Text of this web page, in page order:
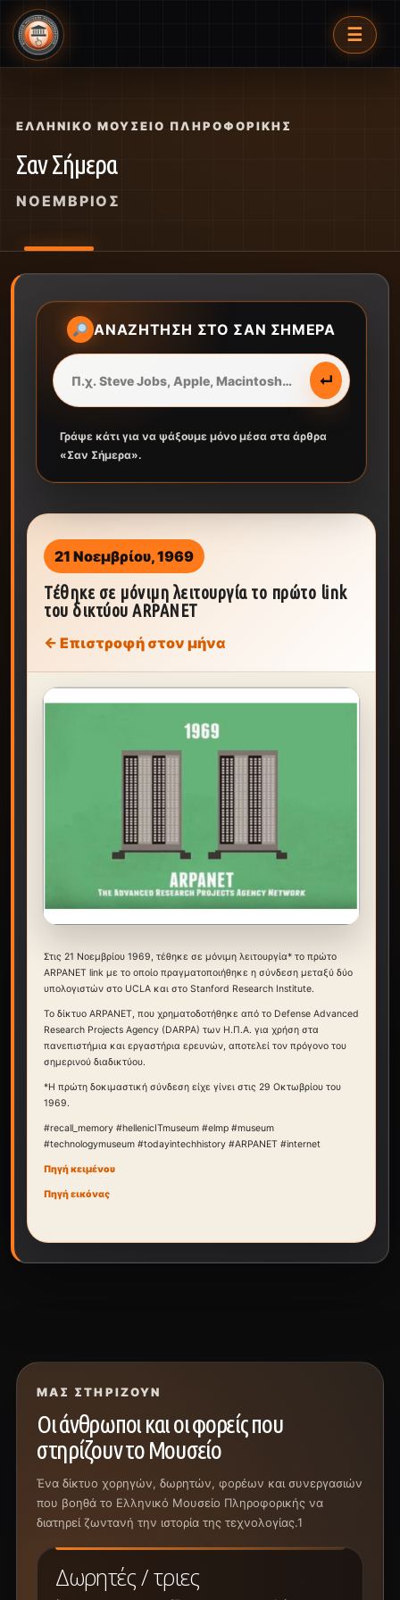
☰
ΕΛΛΗΝΙΚΌ ΜΟΥΣΕΊΟ ΠΛΗΡΟΦΟΡΙΚΉΣ
Σαν Σήμερα
ΝΟΈΜΒΡΙΟΣ
ΑΝΑΖΉΤΗΣΗ ΣΤΟ ΣΑΝ ΣΉΜΕΡΑ
↵
Γράψε κάτι για να ψάξουμε μόνο μέσα στα άρθρα
«Σαν Σήμερα».
21 Νοεμβρίου, 1969
Τέθηκε σε μόνιμη λειτουργία το πρώτο link
του δικτύου ARPANET
← Επιστροφή στον μήνα
Στις 21 Νοεμβρίου 1969, τέθηκε σε μόνιμη λειτουργία* το πρώτο
ARPANET link με το οποίο πραγματοποιήθηκε η σύνδεση μεταξύ δύο
υπολογιστών στο UCLA και στο Stanford Research Institute.
Το δίκτυο ARPANET, που χρηματοδοτήθηκε από το Defense Advanced
Research Projects Agency (DARPA) των Η.Π.Α. για χρήση στα
πανεπιστήμια και εργαστήρια ερευνών, αποτελεί τον πρόγονο του
σημερινού διαδικτύου.
*Η πρώτη δοκιμαστική σύνδεση είχε γίνει στις 29 Οκτωβρίου του
1969.
#recall_memory #hellenicITmuseum #elmp #museum
#technologymuseum #todayintechhistory #ARPANET #internet
Πηγή κειμένου
Πηγή εικόνας
ΜΑΣ ΣΤΗΡΊΖΟΥΝ
Οι άνθρωποι και οι φορείς που
στηρίζουν το Μουσείο
Ένα δίκτυο χορηγών, δωρητών, φορέων και συνεργασιών
που βοηθά το Ελληνικό Μουσείο Πληροφορικής να
διατηρεί ζωντανή την ιστορία της τεχνολογίας.1
Δωρητές / τριες